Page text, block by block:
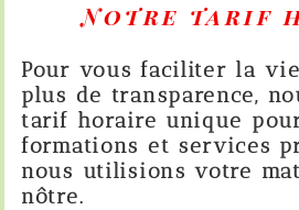
Notre tarif
Pour vous faciliter la
plus de transparence,
tarif horaire unique
formations et services
nous utilisions votre
nôtre.